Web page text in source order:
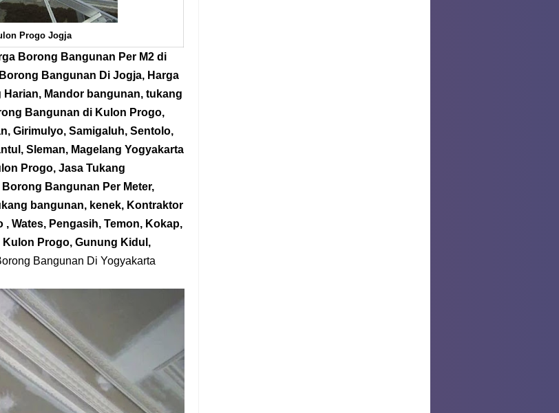
Progo Jogja
Borong Bangunan Per M2 di
Bangunan Di Jogja, Harga
Mandor bangunan, tukang
Bangunan di Kulon Progo,
Girimulyo, Samigaluh, Sentolo,
Sleman, Magelang Yogyakarta
Progo, Jasa Tukang
Bangunan Per Meter,
bangunan, kenek, Kontraktor
Wates, Pengasih, Temon, Kokap,
Kulon Progo, Gunung Kidul,
Bangunan Di Yogyakarta